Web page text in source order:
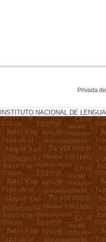
Privada
INSTITUTO NACIONAL DE